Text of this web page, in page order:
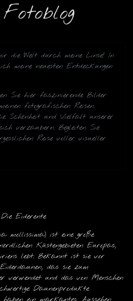
die Welt durch meine Linse! In
meine neuesten Entdeckungen
Sie hier faszinierende Bilder
fotografischen Reisen.
Schönheit und Vielfalt unserer
verzaubern. Begleiten Sie
Reise voller visueller
Die Eiderente
mollissima) ist eine große
Küstengebieten Europas,
lebt. Bekannt ist sie vor
das sie zum
verwendet und das von Menschen
Daunenprodukte